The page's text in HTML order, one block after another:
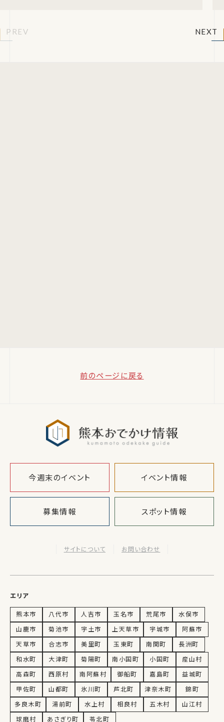
PREV NEXT
前のページに戻る
今週末のイベント イベント情報
募集情報 スポット情報
サイトについて お問い合わせ
エリア
熊本市 八代市 人吉市 玉名市 荒尾市
水俣市
山鹿市
菊池市 宇土市 上天草市 宇城市
阿蘇市
天草市
合志市 美里町 玉東町 南関町
長洲町
和水町
大津町 菊陽町 南小国町 小国町
産山村
高森町
西原村 南阿蘇村 御船町 嘉島町
益城町
甲佐町
山都町 氷川町 芦北町 津奈木町
錦町
多良木町
湯前町 水上村 相良村 五木村
山江村
球磨村
あさぎり町 苓北町